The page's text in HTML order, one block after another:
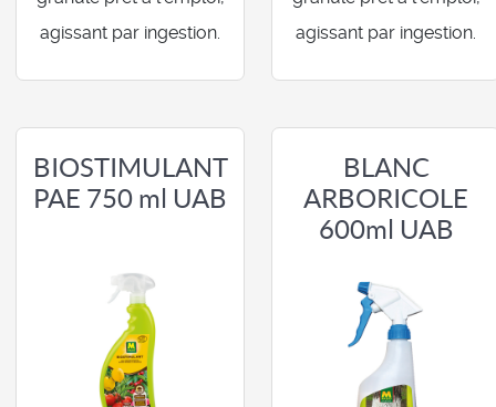
agissant par ingestion.
agissant par ingestion.
BIOSTIMULANT
PAE 750 ml UAB
BLANC
ARBORICOLE
600ml UAB